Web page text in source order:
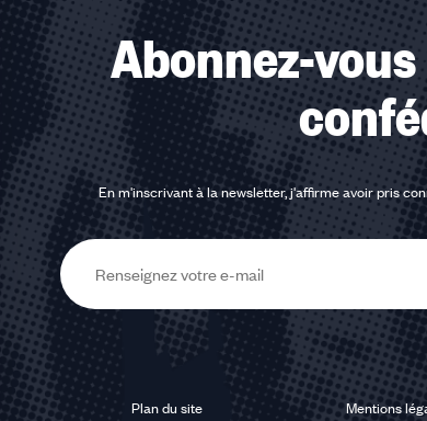
Abonnez-
En m'inscrivant à la newsletter, j'affirme avoir pris
E-
mail
Plan du site Mentions